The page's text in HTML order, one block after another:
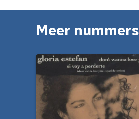
Meer nummers